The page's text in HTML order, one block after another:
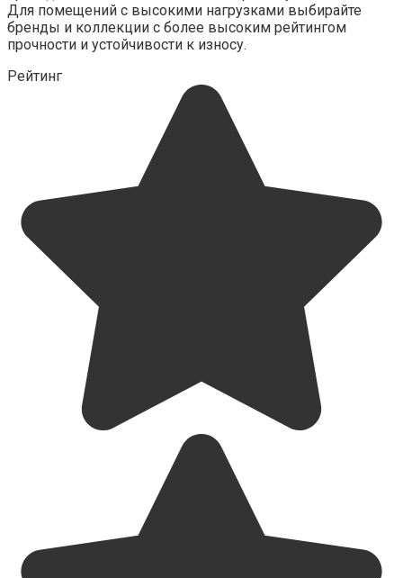
Для помещений с высокими нагрузками выбирайте
бренды и коллекции с более высоким рейтингом
прочности и устойчивости к износу.
Рейтинг